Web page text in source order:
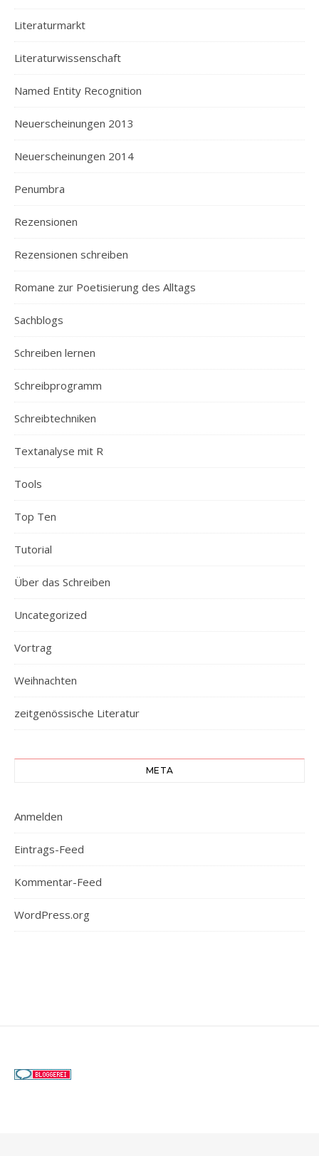
Literaturmarkt
Literaturwissenschaft
Named Entity Recognition
Neuerscheinungen 2013
Neuerscheinungen 2014
Penumbra
Rezensionen
Rezensionen schreiben
Romane zur Poetisierung des Alltags
Sachblogs
Schreiben lernen
Schreibprogramm
Schreibtechniken
Textanalyse mit R
Tools
Top Ten
Tutorial
Über das Schreiben
Uncategorized
Vortrag
Weihnachten
zeitgenössische Literatur
META
Anmelden
Eintrags-Feed
Kommentar-Feed
WordPress.org